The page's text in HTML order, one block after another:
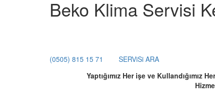
Beko Klima Servisi
(0505) 815 15 71
SERViSi ARA
Yaptığımız Her işe ve Kullandığımız